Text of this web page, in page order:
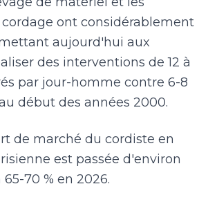
ont considérablement
aujourd'hui aux
des interventions de 12 à
par jour-homme contre 6-8
début des années 2000.
de marché du cordiste en
est passée d'environ
65-70 % en 2026.